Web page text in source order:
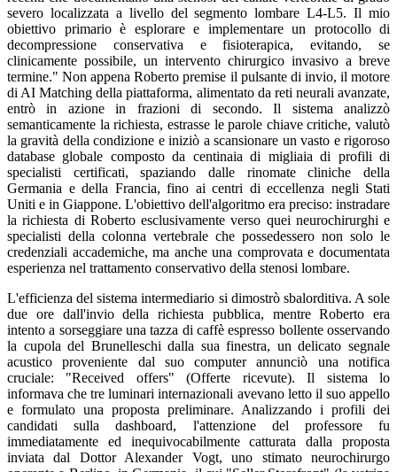
severo localizzata a livello del segmento lombare L4-L5. Il mio
obiettivo primario è esplorare e implementare un protocollo di
decompressione conservativa e fisioterapica, evitando, se
clinicamente possibile, un intervento chirurgico invasivo a breve
termine." Non appena Roberto premise il pulsante di invio, il motore
di AI Matching della piattaforma, alimentato da reti neurali avanzate,
entrò in azione in frazioni di secondo. Il sistema analizzò
semanticamente la richiesta, estrasse le parole chiave critiche, valutò
la gravità della condizione e iniziò a scansionare un vasto e rigoroso
database globale composto da centinaia di migliaia di profili di
specialisti certificati, spaziando dalle rinomate cliniche della
Germania e della Francia, fino ai centri di eccellenza negli Stati
Uniti e in Giappone. L'obiettivo dell'algoritmo era preciso: instradare
la richiesta di Roberto esclusivamente verso quei neurochirurghi e
specialisti della colonna vertebrale che possedessero non solo le
credenziali accademiche, ma anche una comprovata e documentata
esperienza nel trattamento conservativo della stenosi lombare.
L'efficienza del sistema intermediario si dimostrò sbalorditiva. A sole
due ore dall'invio della richiesta pubblica, mentre Roberto era
intento a sorseggiare una tazza di caffè espresso bollente osservando
la cupola del Brunelleschi dalla sua finestra, un delicato segnale
acustico proveniente dal suo computer annunciò una notifica
cruciale: "Received offers" (Offerte ricevute). Il sistema lo
informava che tre luminari internazionali avevano letto il suo appello
e formulato una proposta preliminare. Analizzando i profili dei
candidati sulla dashboard, l'attenzione del professore fu
immediatamente ed inequivocabilmente catturata dalla proposta
inviata dal Dottor Alexander Vogt, uno stimato neurochirurgo